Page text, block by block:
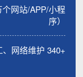
网站/APP/小程
序）
网络维护 340+